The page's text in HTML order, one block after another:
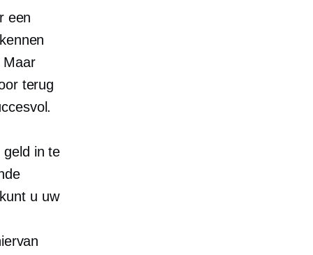
een
Maar
terug
geld in te
u uw